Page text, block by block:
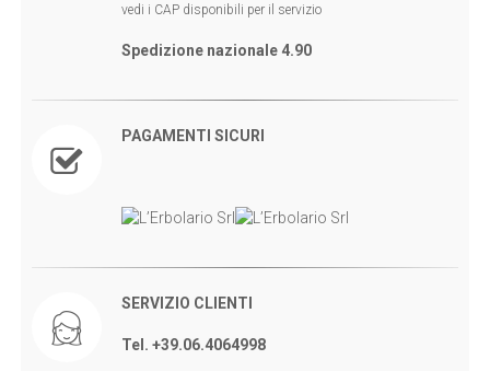
vedi i CAP disponibili per il servizio
Spedizione nazionale 4.90
PAGAMENTI SICURI
SERVIZIO CLIENTI
Tel. +39.06.4064998